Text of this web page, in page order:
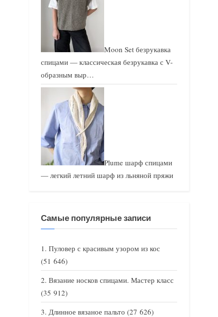
Moon Set безрукавка
спицами — классическая безрукавка с V-
образным выр…
Plume шарф спицами
— легкий летний шарф из льняной пряжи
Самые популярные записи
Пуловер с красивым узором из кос
(51 646)
Вязание носков спицами. Мастер класс
(35 912)
Длинное вязаное пальто (27 626)